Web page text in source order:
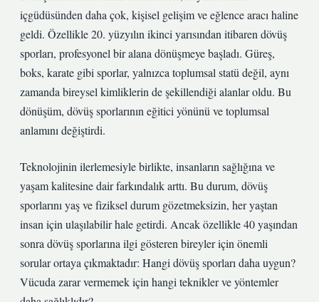
içgüdüsünden daha çok, kişisel gelişim ve eğlence aracı haline
geldi. Özellikle 20. yüzyılın ikinci yarısından itibaren dövüş
sporları, profesyonel bir alana dönüşmeye başladı. Güreş,
boks, karate gibi sporlar, yalnızca toplumsal statü değil, aynı
zamanda bireysel kimliklerin de şekillendiği alanlar oldu. Bu
dönüşüm, dövüş sporlarının eğitici yönünü ve toplumsal
anlamını değiştirdi.
Teknolojinin ilerlemesiyle birlikte, insanların sağlığına ve
yaşam kalitesine dair farkındalık arttı. Bu durum, dövüş
sporlarını yaş ve fiziksel durum gözetmeksizin, her yaştan
insan için ulaşılabilir hale getirdi. Ancak özellikle 40 yaşından
sonra dövüş sporlarına ilgi gösteren bireyler için önemli
sorular ortaya çıkmaktadır: Hangi dövüş sporları daha uygun?
Vücuda zarar vermemek için hangi teknikler ve yöntemler